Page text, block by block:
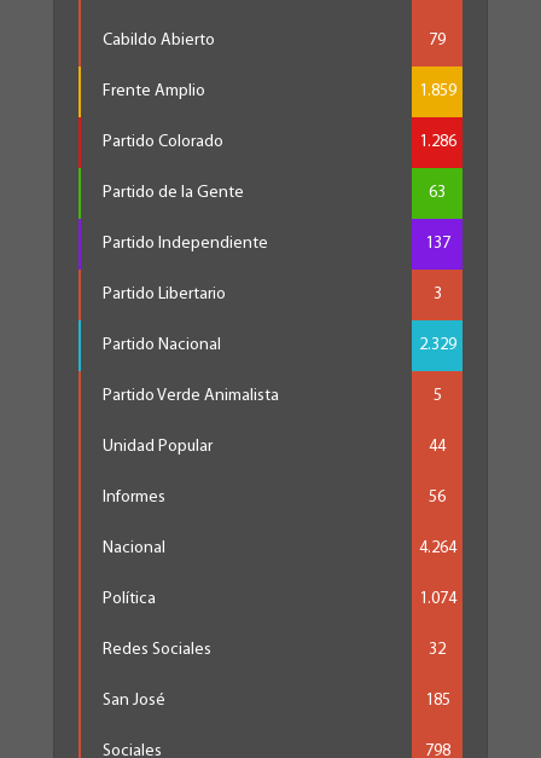
Cabildo Abierto 79
Frente Amplio 1.859
Partido Colorado 1.286
Partido de la Gente 63
Partido Independiente 137
Partido Libertario 3
Partido Nacional 2.329
Partido Verde Animalista 5
Unidad Popular 44
Informes 56
Nacional 4.264
Política 1.074
Redes Sociales 32
San José 185
Sociales 798